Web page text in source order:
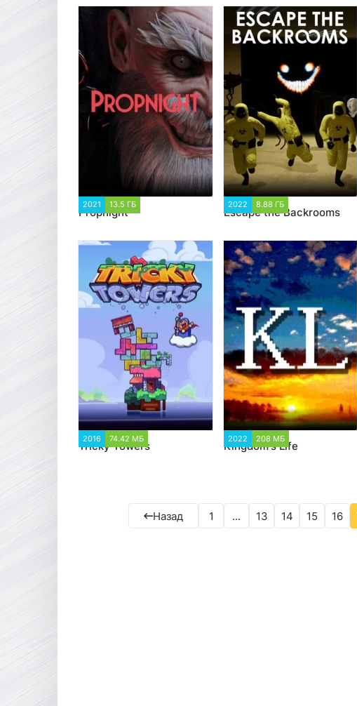
2021 13.5 ГБ
Propnight
2022 8.88 ГБ
Escape the Backrooms
2016 74.42 МБ
Tricky Towers
2022 208 МБ
Kingdom's Life
Назад 1 ... 13 14 15 16